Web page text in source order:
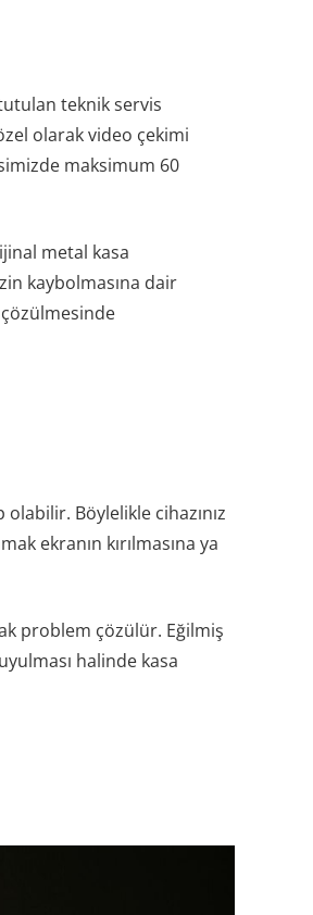
teknik servis
olarak video çekimi
maksimum 60
metal kasa
kaybolmasına dair
olabilir. Böylelikle cihazınız
ekranın kırılmasına ya
problem çözülür. Eğilmiş
halinde kasa